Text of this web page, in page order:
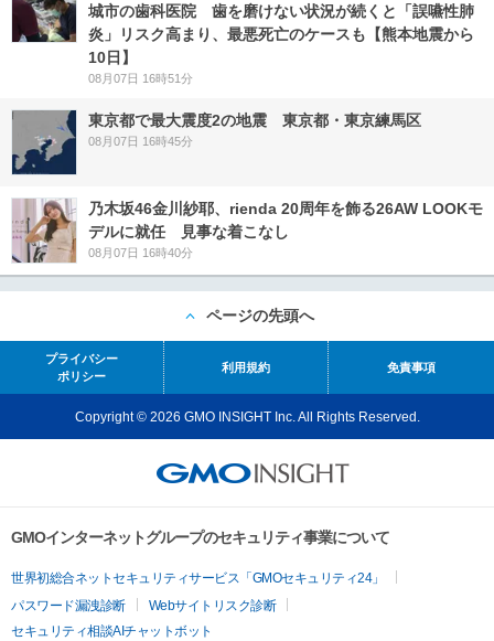
城市の歯科医院 歯を磨けない状況が続くと「誤嚥性肺
炎」リスク高まり、最悪死亡のケースも【熊本地震から
10日】
08月07日 16時51分
東京都で最大震度2の地震 東京都・東京練馬区
08月07日 16時45分
乃木坂46金川紗耶、rienda 20周年を飾る26AW LOOKモ
デルに就任 見事な着こなし
08月07日 16時40分
ページの先頭へ
プライバシー
ポリシー
利用規約 免責事項
Copyright © 2026 GMO INSIGHT Inc. All Rights Reserved.
GMOインターネットグループのセキュリティ事業について
世界初総合ネットセキュリティサービス「GMOセキュリティ24」
パスワード漏洩診断
Webサイトリスク診断
セキュリティ相談AIチャットボット